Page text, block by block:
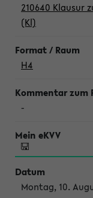
210640 Klausur
(Kl)
H4
-
Montag, 10.